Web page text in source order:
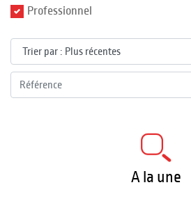
Professionnel
A la une